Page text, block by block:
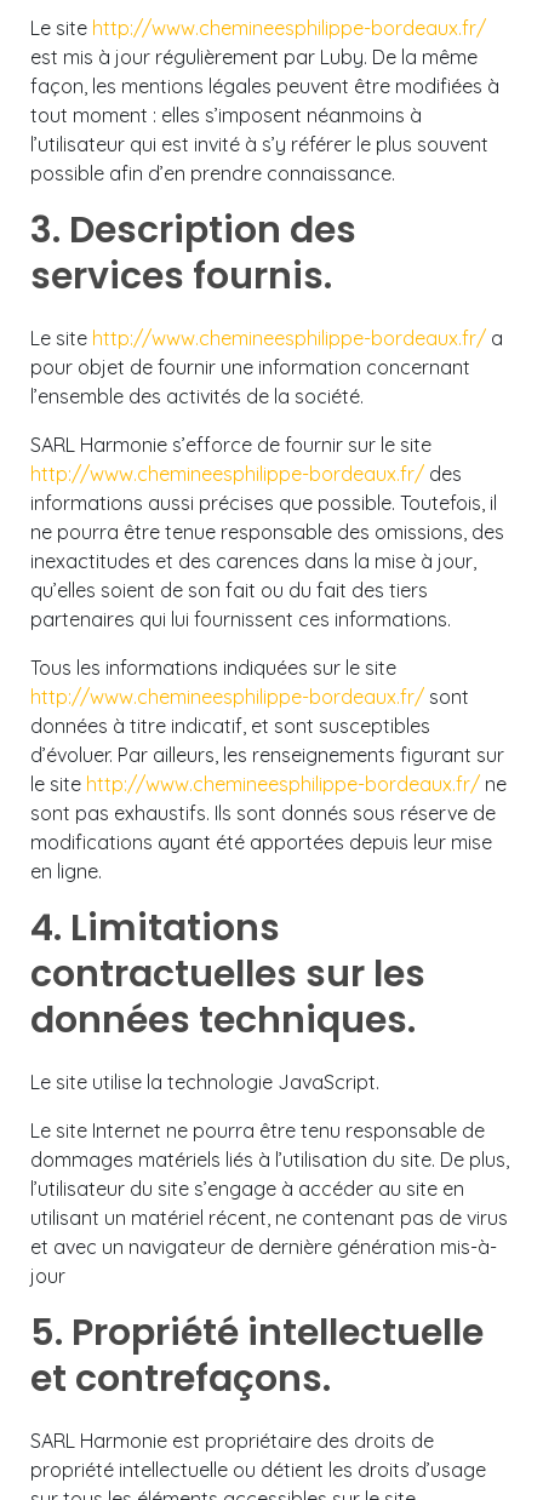
Le site http://www.chemineesphilippe-bordeaux.fr/
est mis à jour régulièrement par Luby. De la même
façon, les mentions légales peuvent être modifiées à
tout moment : elles s’imposent néanmoins à
l’utilisateur qui est invité à s’y référer le plus souvent
possible afin d’en prendre connaissance.
3. Description des
services fournis.
Le site http://www.chemineesphilippe-bordeaux.fr/ a
pour objet de fournir une information concernant
l’ensemble des activités de la société.
SARL Harmonie s’efforce de fournir sur le site
http://www.chemineesphilippe-bordeaux.fr/ des
informations aussi précises que possible. Toutefois, il
ne pourra être tenue responsable des omissions, des
inexactitudes et des carences dans la mise à jour,
qu’elles soient de son fait ou du fait des tiers
partenaires qui lui fournissent ces informations.
Tous les informations indiquées sur le site
http://www.chemineesphilippe-bordeaux.fr/ sont
données à titre indicatif, et sont susceptibles
d’évoluer. Par ailleurs, les renseignements figurant sur
le site http://www.chemineesphilippe-bordeaux.fr/ ne
sont pas exhaustifs. Ils sont donnés sous réserve de
modifications ayant été apportées depuis leur mise
en ligne.
4. Limitations
contractuelles sur les
données techniques.
Le site utilise la technologie JavaScript.
Le site Internet ne pourra être tenu responsable de
dommages matériels liés à l’utilisation du site. De plus,
l’utilisateur du site s’engage à accéder au site en
utilisant un matériel récent, ne contenant pas de virus
et avec un navigateur de dernière génération mis-à-
jour
5. Propriété intellectuelle
et contrefaçons.
SARL Harmonie est propriétaire des droits de
propriété intellectuelle ou détient les droits d’usage